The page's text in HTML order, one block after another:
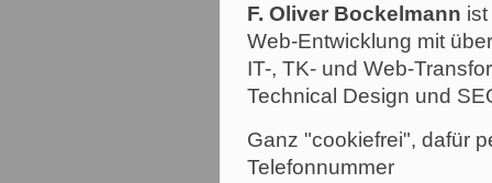
F. Oliver Bockelmann
Web-Entwicklung mit
IT-, TK- und Web-
Technical Design und
Ganz "cookiefrei", dafür
Telefonnummer